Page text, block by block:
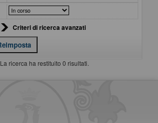
Criteri di ricerca avanzati
La ricerca ha restituito 0 risultati.